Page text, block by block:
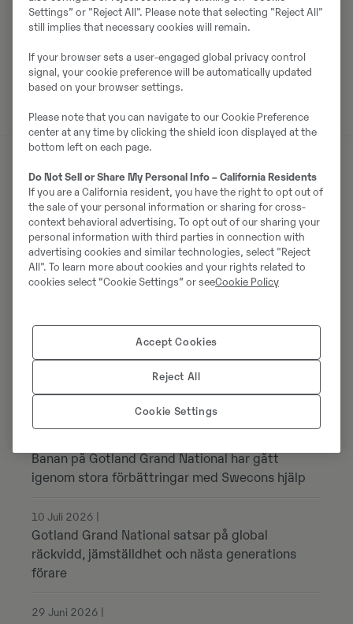
under GGN. Som en utveckling av detta harSwecon till
tävlingen 2024 gått samman med
elmotorcykeltillverkaren Stark Future i en
banbrytande
satsningmed ett eldrivet team.
Senaste
nyheterna
Swecon
på GGN
Banan på Gotland Grand National har gått
igenom stora förbättringar med Swecons hjälp
10 Juli 2026 |
Gotland Grand National satsar på global
räckvidd, jämställdhet och nästa generations
förare
29 Juni 2026 |
Settings” or "Reject All". Please note that selecting "Reject All"
still implies that necessary cookies will remain.
If your browser sets a user-engaged global privacy control
signal, your cookie preference will be automatically updated
based on your browser settings.
Please note that you can navigate to our Cookie Preference
center at any time by clicking the shield icon displayed at the
bottom left on each page.
Do Not Sell or Share My Personal Info – California Residents
If you are a California resident, you have the right to opt out of
the sale of your personal information or sharing for cross-
context behavioral advertising. To opt out of our sharing your
personal information with third parties in connection with
advertising cookies and similar technologies, select "Reject
All". To learn more about cookies and your rights related to
cookies select “Cookie Settings” or seeCookie Policy
Accept Cookies
Reject All
Cookie Settings